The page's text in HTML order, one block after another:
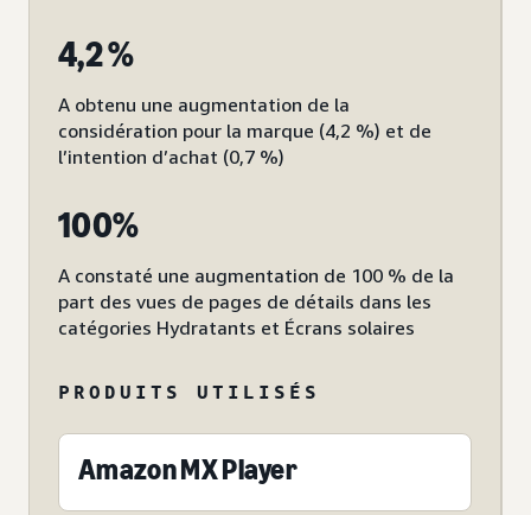
4,2 %
A obtenu une augmentation de la
considération pour la marque (4,2 %) et de
l’intention d’achat (0,7 %)
100%
A constaté une augmentation de 100 % de la
part des vues de pages de détails dans les
catégories Hydratants et Écrans solaires
PRODUITS UTILISÉS
Amazon MX Player